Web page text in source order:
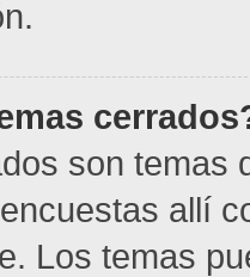
son temas
allí
Los temas